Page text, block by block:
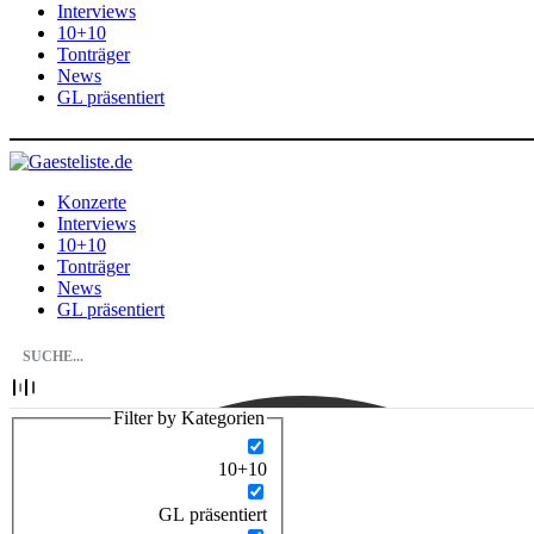
Interviews
10+10
Tonträger
News
GL präsentiert
Konzerte
Interviews
10+10
Tonträger
News
GL präsentiert
Filter by Kategorien
10+10
GL präsentiert